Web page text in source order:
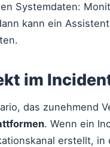
Systemdaten:
kann ein
im
das zunehmend
. Wenn ein
erstellt,